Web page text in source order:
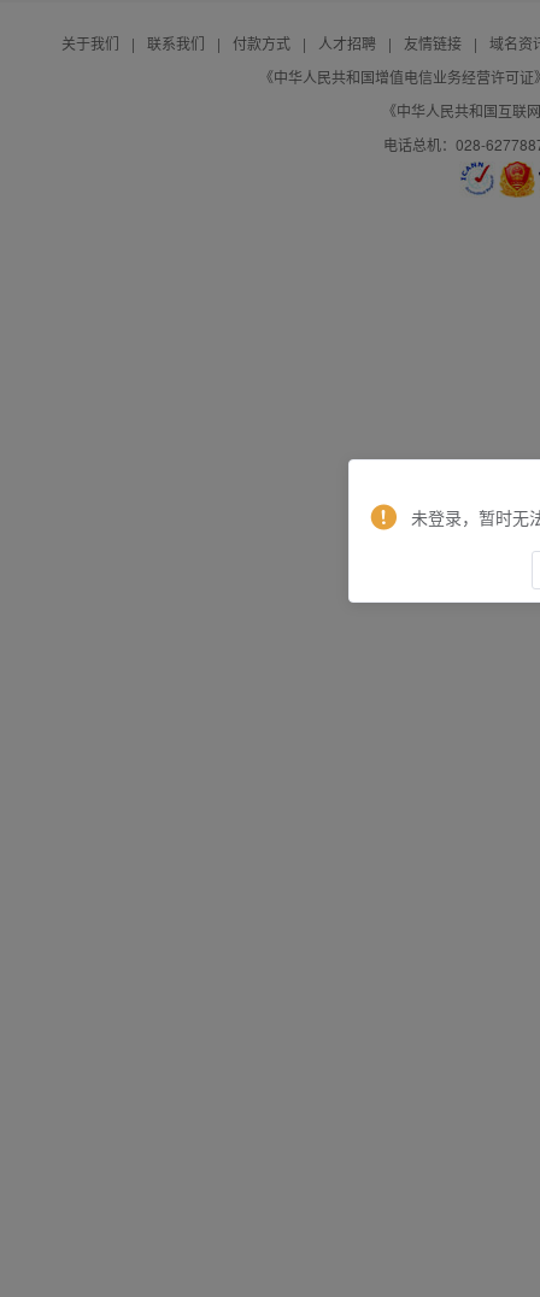
关于我们 | 联系我们 | 付款方式 | 人才招聘 | 友情链接 |
域名资
《中华人民共和国增值电信业务经营许可
《中华人民共和国互联
电话总机：028-
未登录，暂时无